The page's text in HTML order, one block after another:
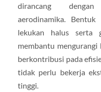
dirancang
aerodinamika.
lekukan halus serta
membantu
berkontribusi pada
tidak perlu bekerja
tinggi.